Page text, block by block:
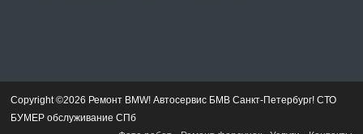
Copyright ©2026 Ремонт BMW! Автосервис БМВ Санкт-Петербург! СТО
БУМЕР обслуживание СПб